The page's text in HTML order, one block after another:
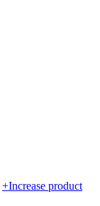
+Increase product